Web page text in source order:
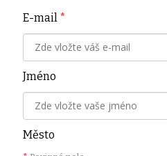
E-mail *
Jméno
Město